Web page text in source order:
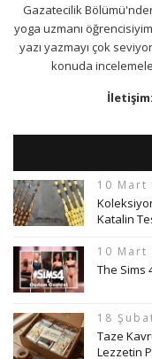
Gazatecilik
yoga uzmanı
yazı yazmayı çok
konuda
İletişim:
10 Mart
Katalin
10 Mart
The Sims
18
Taze
Lezzetin